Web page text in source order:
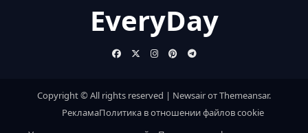
EveryDay
Copyright © All rights reserved | NewsairотThemeansar.
РекламаПолитика в отношении файлов cookie